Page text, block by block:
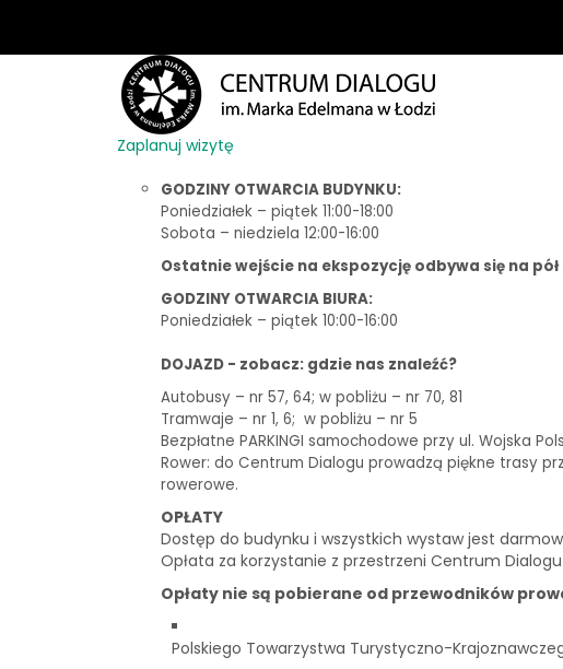
Zaplanuj wizytę
GODZINY OTWARCIA BUDYNKU:
Poniedziałek – piątek 11:00-18:00
Sobota – niedziela 12:00-16:00
Ostatnie wejście na ekspozycję odbywa się na
GODZINY OTWARCIA BIURA:
Poniedziałek – piątek 10:00-16:00
DOJAZD - zobacz: gdzie nas znaleźć?
Autobusy – nr 57, 64; w pobliżu – nr 70, 81
Tramwaje – nr 1, 6; w pobliżu – nr 5
Bezpłatne PARKINGI samochodowe przy ul. Wojska
Rower: do Centrum Dialogu prowadzą piękne trasy
rowerowe.
OPŁATY
Dostęp do budynku i wszystkich wystaw jest
Opłata za korzystanie z przestrzeni Centrum
Opłaty nie są pobierane od przewodników
Polskiego Towarzystwa Turystyczno-